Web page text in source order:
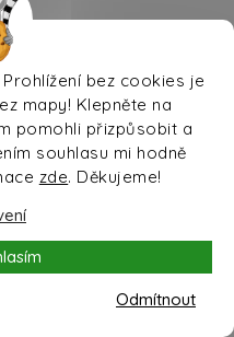
Prohlížení bez cookies je
mapy! Klepněte na
pomohli přizpůsobit a
souhlasu mi hodně
zde. Děkujeme!
Odmítnout